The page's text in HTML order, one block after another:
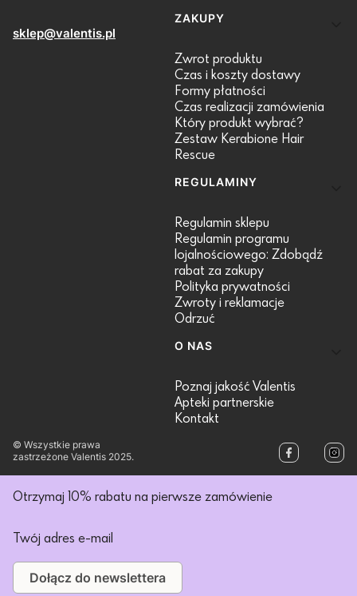
sklep@valentis.pl
ZAKUPY
Zwrot produktu
Czas i koszty dostawy
Formy płatności
Czas realizacji zamówienia
Który produkt wybrać?
Zestaw Kerabione Hair
Rescue
REGULAMINY
Regulamin sklepu
Regulamin programu
lojalnościowego: Zdobądź
rabat za zakupy
Polityka prywatności
Zwroty i reklamacje
Odrzuć
O NAS
Poznaj jakość Valentis
Apteki partnerskie
Kontakt
© Wszystkie prawa
zastrzeżone Valentis 2025.
Otrzymaj 10% rabatu na pierwsze zamówienie
Twój adres e-mail
Dołącz do newslettera